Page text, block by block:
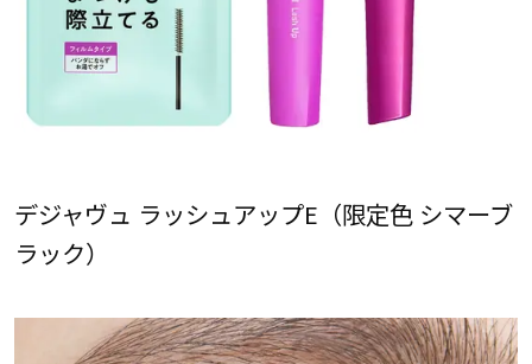
デジャヴュ ラッシュアップE（限定色 シマーブ
ラック）